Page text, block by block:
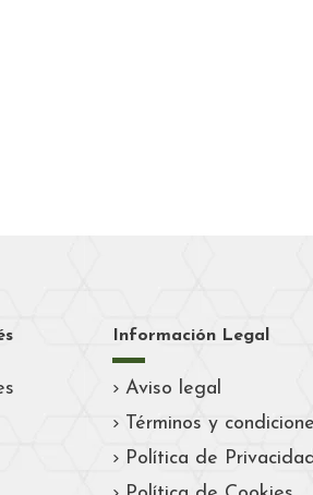
Información Legal
Aviso legal
Términos y
Política de